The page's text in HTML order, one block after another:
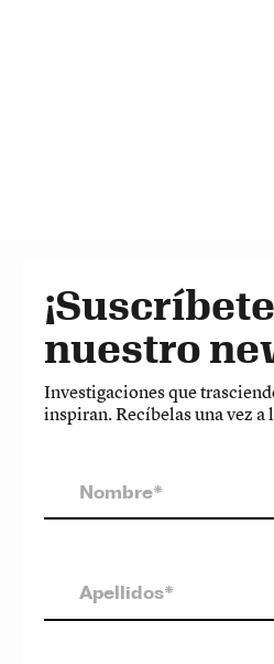
nuestro
Investigaciones que
inspiran. Recíbelas una vez a